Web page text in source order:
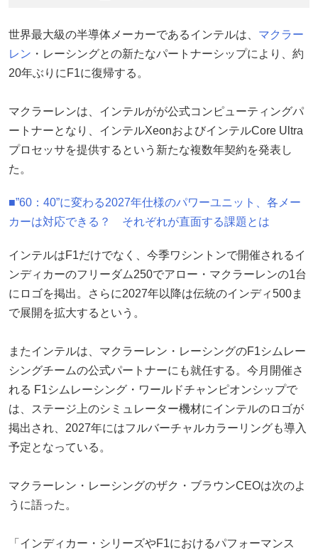
世界最大級の半導体メーカーであるインテルは、 マクラー
レン ・レーシングとの新たなパートナーシップにより、約
20年ぶりにF1に復帰する。
マクラーレンは、インテルがが公式コンピューティングパ
ートナーとなり、インテルXeonおよびインテルCore Ultra
プロセッサを提供するという新たな複数年契約を発表し
た。
■”60：40”に変わる2027年仕様のパワーユニット、各メー
カーは対応できる？ それぞれが直面する課題とは
インテルはF1だけでなく、今季ワシントンで開催されるイ
ンディカーのフリーダム250でアロー・マクラーレンの1台
にロゴを掲出。さらに2027年以降は伝統のインディ500ま
で展開を拡大するという。
またインテルは、マクラーレン・レーシングのF1シムレー
シングチームの公式パートナーにも就任する。今月開催さ
れる F1シムレーシング・ワールドチャンピオンシップで
は、ステージ上のシミュレーター機材にインテルのロゴが
掲出され、2027年にはフルバーチャルカラーリングも導入
予定となっている。
マクラーレン・レーシングのザク・ブラウンCEOは次のよ
うに語った。
「インディカー・シリーズやF1におけるパフォーマンス